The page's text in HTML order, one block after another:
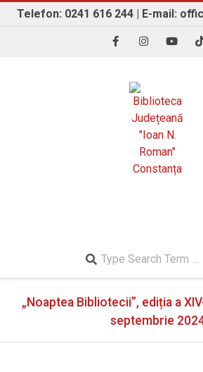
SkipTelefon: 0241 616 244 | E-mail:
Search
Navigation
„Noaptea Bibliotecii”, ediția a
septembrie